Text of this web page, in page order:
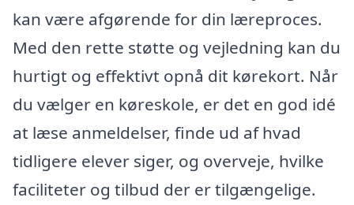
kan være afgørende for din læreproces.
Med den rette støtte og vejledning kan du
hurtigt og effektivt opnå dit kørekort. Når
du vælger en køreskole, er det en god idé
at læse anmeldelser, finde ud af hvad
tidligere elever siger, og overveje, hvilke
faciliteter og tilbud der er tilgængelige.